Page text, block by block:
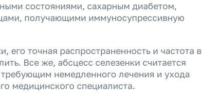
состояниями, сахарным диабетом,
получающими иммуносупрессивную
его точная распространенность и частота в
Все же, абсцесс селезенки считается
немедленного лечения и ухода
медицинского специалиста.